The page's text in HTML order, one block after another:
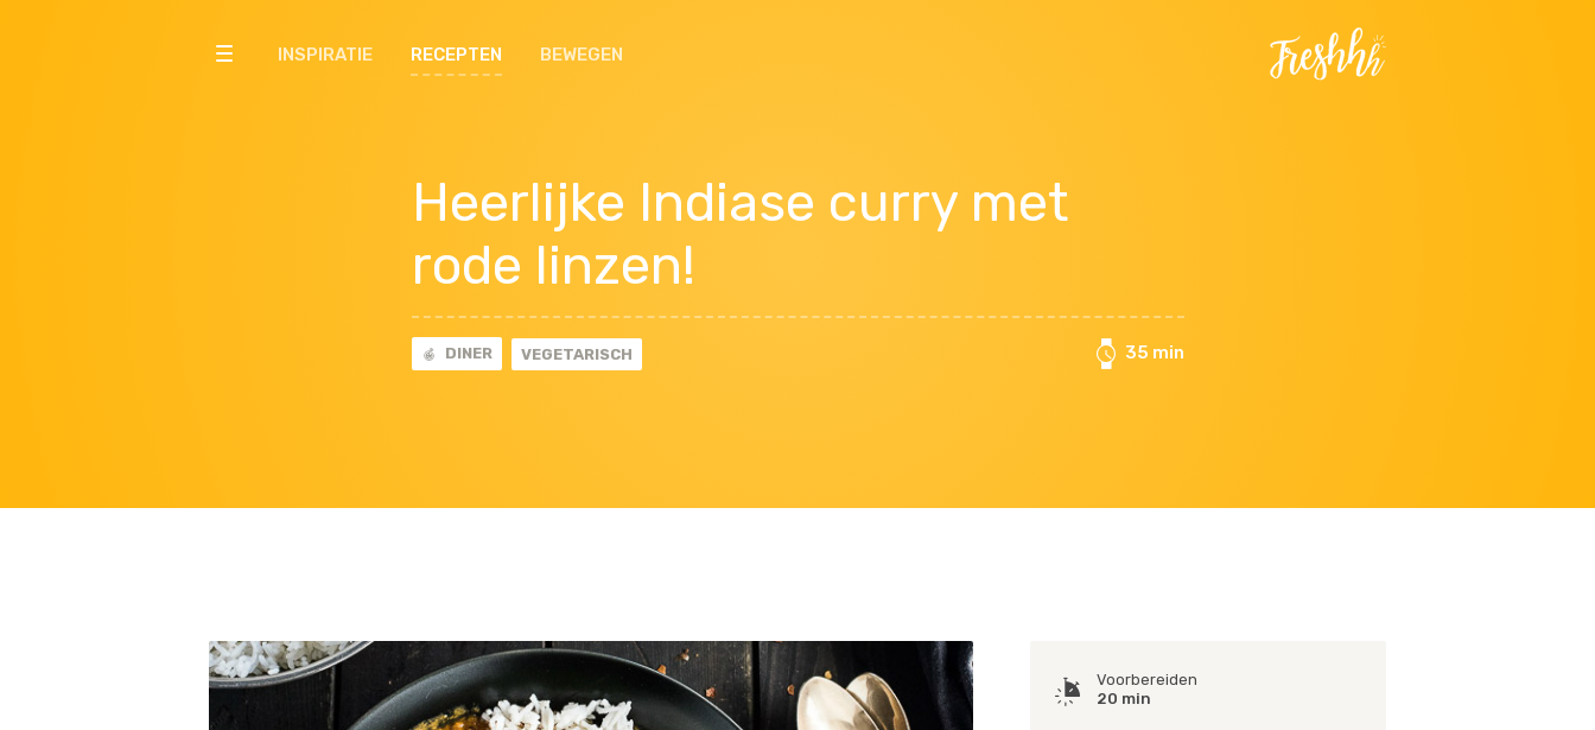
INSPIRATIE RECEPTEN BEWEGEN
Heerlijke Indiase curry met
rode linzen!
DINER VEGETARISCH 35 min
Voorbereiden
20 min